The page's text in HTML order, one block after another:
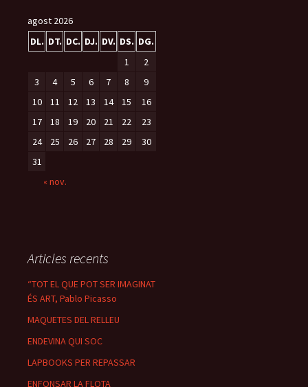
agost 2026
DL. DT. DC. DJ. DV. DS. DG.
« nov.
1
2
3
4 5 6 7 8
9
10
11 12 13 14 15
16
17
18 19 20 21 22
23
24
25 26 27 28 29
30
31
Articles recents
“TOT EL QUE POT SER IMAGINAT
ÉS ART, Pablo Picasso
MAQUETES DEL RELLEU
ENDEVINA QUI SOC
LAPBOOKS PER REPASSAR
ENFONSAR LA FLOTA